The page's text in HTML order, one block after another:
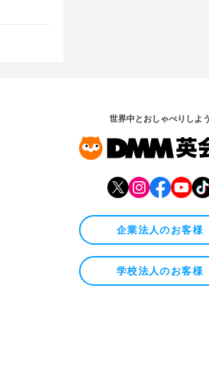
世界中とおしゃべりしよう
企業法人のお客様
学校法人のお客様